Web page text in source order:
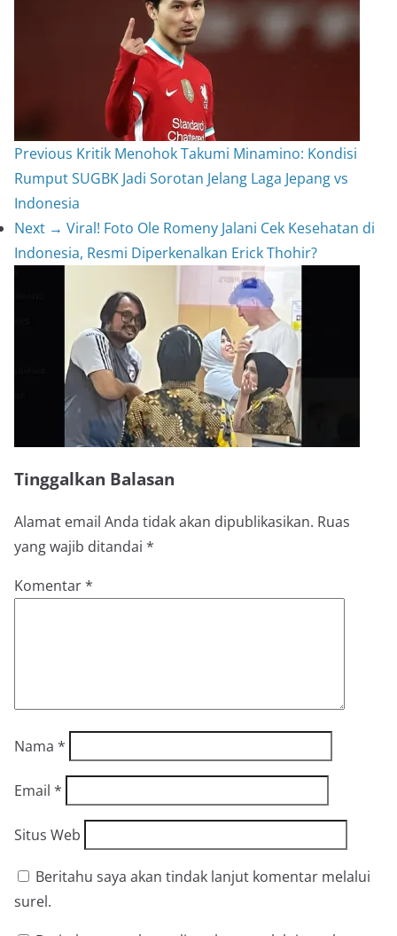
Previous Kritik Menohok Takumi Minamino: Kondisi
Rumput SUGBK Jadi Sorotan Jelang Laga Jepang vs
Indonesia
Next → Viral! Foto Ole Romeny Jalani Cek Kesehatan di
Indonesia, Resmi Diperkenalkan Erick Thohir?
Tinggalkan Balasan
Alamat email Anda tidak akan dipublikasikan. Ruas
yang wajib ditandai *
Komentar*
Nama *
Email *
Situs Web
Beritahu saya akan tindak lanjut komentar melalui
surel.